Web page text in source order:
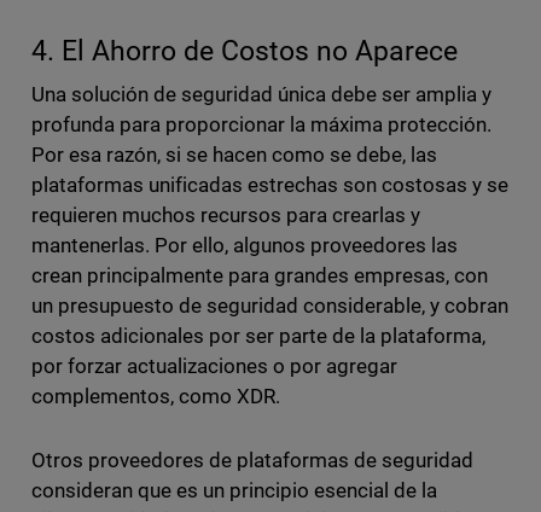
4. El Ahorro de Costos no Aparece
Una solución de seguridad única debe ser amplia y
profunda para proporcionar la máxima protección.
Por esa razón, si se hacen como se debe, las
plataformas unificadas estrechas son costosas y se
requieren muchos recursos para crearlas y
mantenerlas. Por ello, algunos proveedores las
crean principalmente para grandes empresas, con
un presupuesto de seguridad considerable, y cobran
costos adicionales por ser parte de la plataforma,
por forzar actualizaciones o por agregar
complementos, como XDR.
Otros proveedores de plataformas de seguridad
consideran que es un principio esencial de la